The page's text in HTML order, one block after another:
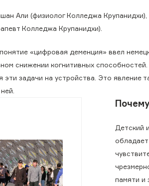
Али (физиолог Колледжа
Колледжа Крупанидхи).
«цифровая деменция» ввел
снижении когнитивных
задачи на устройства. Это явление
Детский
памяти и